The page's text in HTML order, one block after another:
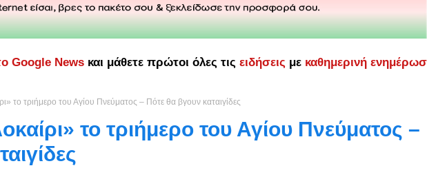
Google News και μάθετε πρώτοι όλες τις ειδήσεις με καθημερινή
το τριήμερο του Αγίου Πνεύματος – Πότε θα βγουν καταιγίδες
το τριήμερο του Αγίου Πνεύματος –